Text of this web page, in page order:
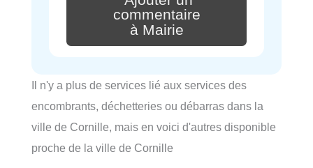
commentaire
à Mairie
Il n'y a plus de services lié aux services des
encombrants, déchetteries ou débarras dans la
ville de Cornille, mais en voici d'autres disponible
proche de la ville de Cornille